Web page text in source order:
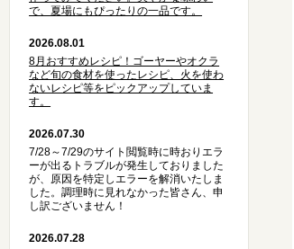
で、夏場にもぴったりの一品です。
2026.08.01
8月おすすめレシピ！ゴーヤーやオクラ
など旬の食材を使ったレシピ、火を使わ
ないレシピ等をピックアップしていま
す。
2026.07.30
7/28～7/29のサイト閲覧時に時おりエラ
ーが出るトラブルが発生しておりました
が、原因を特定しエラーを解消いたしま
した。調理時に見れなかった皆さん、申
し訳ございません！
2026.07.28